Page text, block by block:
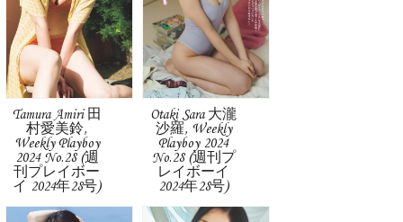
Tamura Amiri 田
村愛美鈴,
Weekly Playboy
2024 No.28 (週
刊プレイボー
イ 2024年28号)
Otaki Sara 大瀧
沙羅, Weekly
Playboy 2024
No.28 (週刊プ
レイボーイ
2024年28号)